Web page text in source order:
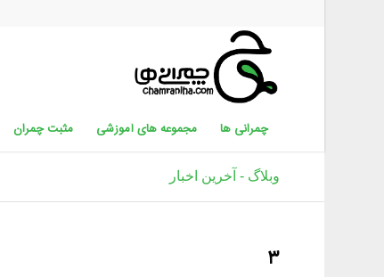
چمرانی ها مجموعه های آموزشی مثبت چمران
وبلاگ - آخرین اخبار
۳